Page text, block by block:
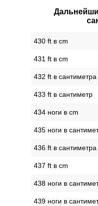
430 ft в cm
431 ft в cm
432 ft в сантиметра
433 ft в сантиметр
434 ноги в cm
435 ноги в
436 ft в сантиметра
437 ft в cm
438 ноги в
439 ноги в